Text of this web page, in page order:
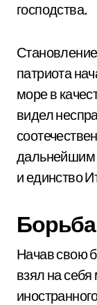
господства.
патриота
море в
видел
дальнейшим
и единство
Начав свою
взял на